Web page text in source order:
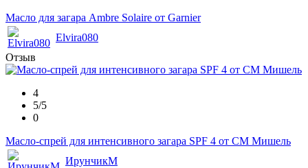
Масло для загара Ambre Solaire от Garnier
Elvira080
Отзыв
4
5/5
0
Масло-спрей для интенсивного загара SPF 4 от СМ Мишель
ИрунчикМ